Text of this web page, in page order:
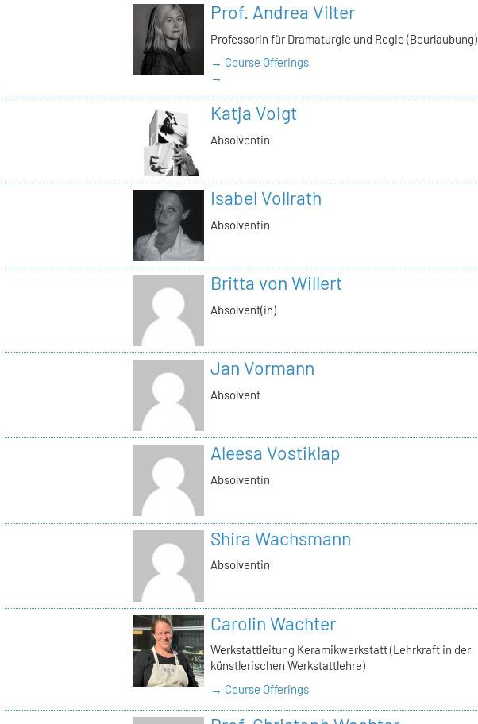
Prof. Andrea Vilter
Professorin für Dramaturgie und Regie (Beurlaubung)
→ Course Offerings
→
Katja Voigt
Absolventin
Isabel Vollrath
Absolventin
Britta von Willert
Absolvent(in)
Jan Vormann
Absolvent
Aleesa Vostiklap
Absolventin
Shira Wachsmann
Absolventin
Carolin Wachter
Werkstattleitung Keramikwerkstatt (Lehrkraft in der
künstlerischen Werkstattlehre)
→ Course Offerings